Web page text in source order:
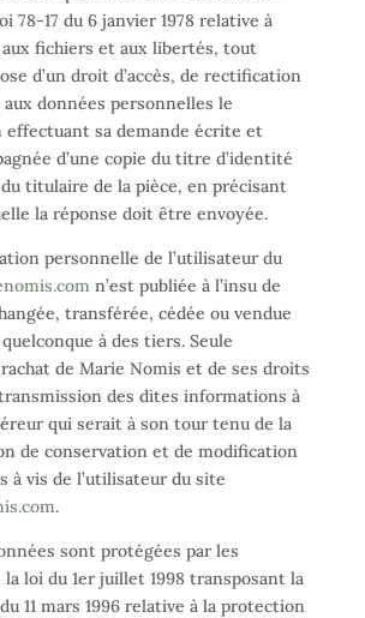
78-17 du 6 janvier 1978 relative à
fichiers et aux libertés, tout
d’un droit d’accès, de rectification
données personnelles le
effectuant sa demande écrite et
d’une copie du titre d’identité
titulaire de la pièce, en précisant
la réponse doit être envoyée.
personnelle de l’utilisateur du
n’est publiée à l’insu de
transférée, cédée ou vendue
à des tiers. Seule
de Marie Nomis et de ses droits
des dites informations à
qui serait à son tour tenu de la
de conservation et de modification
à vis de l’utilisateur du site
.
sont protégées par les
loi du 1er juillet 1998 transposant la
11 mars 1996 relative à la protection